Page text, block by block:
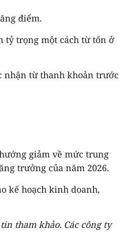
điểm.
tỷ trọng một cách từ tốn ở
nhận từ thanh khoản trước
giảm về mức trung
trưởng của năm 2026.
kế hoạch kinh doanh,
tham khảo. Các công ty